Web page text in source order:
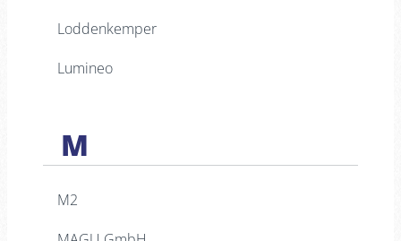
Loddenkemper
Lumineo
M
M2